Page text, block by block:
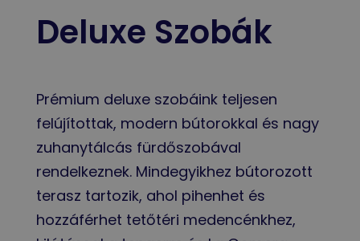
Deluxe Szobák
Prémium deluxe szobáink teljesen
felújítottak, modern bútorokkal és nagy
zuhanytálcás fürdőszobával
rendelkeznek. Mindegyikhez bútorozott
terasz tartozik, ahol pihenhet és
hozzáférhet tetőtéri medencénkhez,